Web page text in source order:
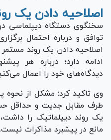
اصلاحیه دادن یک
سخنگوی دستگاه دیپلماسی
توافق و درباره احتمال
اصلاحیه دادن یک روند مستمر
ادامه دارد؛ درباره هر
دیدگاه‌های خود را اعمال
وی تاکید کرد: مشکل از نحوه
طرف مقابل جدیت و حداقل
یک روند دیپلماتیک را
مانع در پیشبرد مذاکرات نیست.